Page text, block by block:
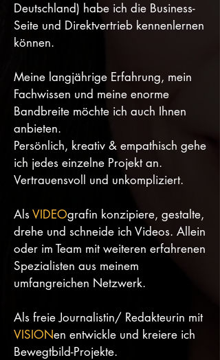
Deutschland) habe ich die Business-
Seite und Direktvertrieb kennenlernen
können.
Meine langjährige Erfahrung, mein
Fachwissen und meine enorme
Bandbreite möchte ich auch Ihnen
anbieten.
Persönlich, kreativ & empathisch gehe
ich jedes einzelne Projekt an.
Vertrauensvoll und unkompliziert.
AlsVIDEOgrafin konzipiere, gestalte,
drehe und schneide ich Videos. Allein
oder im Team mit weiteren erfahrenen
Spezialisten aus meinem
umfangreichen Netzwerk.
Als freie Journalistin/ Redakteurin mit
VISIONen entwickle und kreiere ich
Bewegtbild-Projekte.